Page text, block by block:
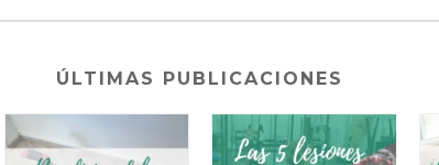
ÚLTIMAS PUBLICACIONES